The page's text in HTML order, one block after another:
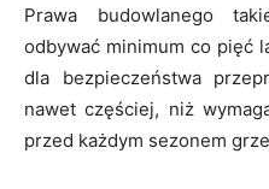
Prawa budowlanego
odbywać minimum co pięć
dla bezpieczeństwa
nawet częściej, niż
przed każdym sezonem